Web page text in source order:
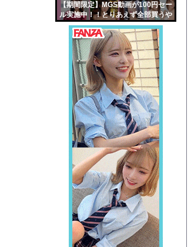
【期間限定】MGS動画が100円セー
ル実施中！！とりあえず全部買うや
ろｗｗｗｗｗ